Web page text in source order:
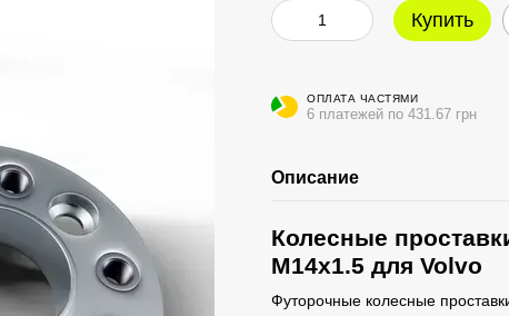
Купить
ОПЛАТА ЧАСТЯМИ
6 платежей по 431.67 грн
Описание
Колесные
M14x1.5 для Volvo
Футорочные колесные